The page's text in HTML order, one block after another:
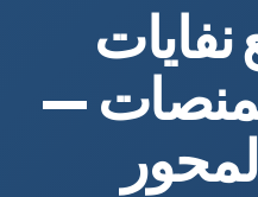
نفايات
—